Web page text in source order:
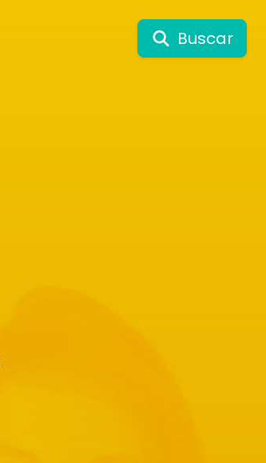
Buscar